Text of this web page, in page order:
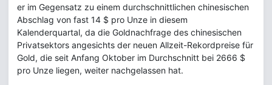
er im Gegensatz zu einem durchschnittlichen chinesischen
Abschlag von fast 14 $ pro Unze in diesem
Kalenderquartal, da die Goldnachfrage des chinesischen
Privatsektors angesichts der neuen Allzeit-Rekordpreise für
Gold, die seit Anfang Oktober im Durchschnitt bei 2666 $
pro Unze liegen, weiter nachgelassen hat.